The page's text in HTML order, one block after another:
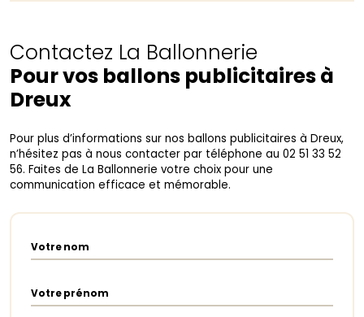
Contactez La Ballonnerie
Pour vos ballons publicitaires à
Dreux
Pour plus d’informations sur nos ballons publicitaires à Dreux,
n’hésitez pas à nous contacter par téléphone au 02 51 33 52
56. Faites de La Ballonnerie votre choix pour une
communication efficace et mémorable.
Votre nom
Votre prénom